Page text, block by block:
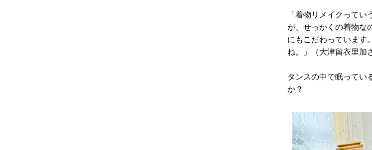
「着物リメイクって
が、せっかくの着物な
にもこだわっています
ね。」（大津留衣里加
タンスの中で眠ってい
か？